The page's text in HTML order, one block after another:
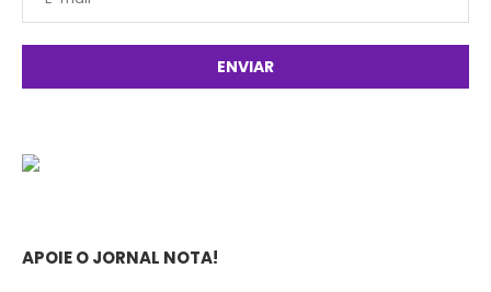
APOIE O JORNAL NOTA!